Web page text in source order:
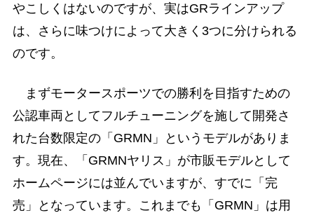
やこしくはないのですが、実はGRラインアップ
は、さらに味つけによって大きく3つに分けられる
のです。
まずモータースポーツでの勝利を目指すための
公認車両としてフルチューニングを施して開発さ
れた台数限定の「GRMN」というモデルがありま
す。現在、「GRMNヤリス」が市販モデルとして
ホームページには並んでいますが、すでに「完
売」となっています。これまでも「GRMN」は用